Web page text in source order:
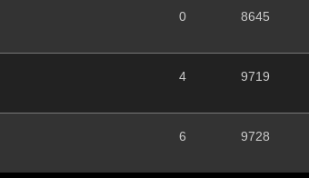
0 8645
4 9719
6 9728